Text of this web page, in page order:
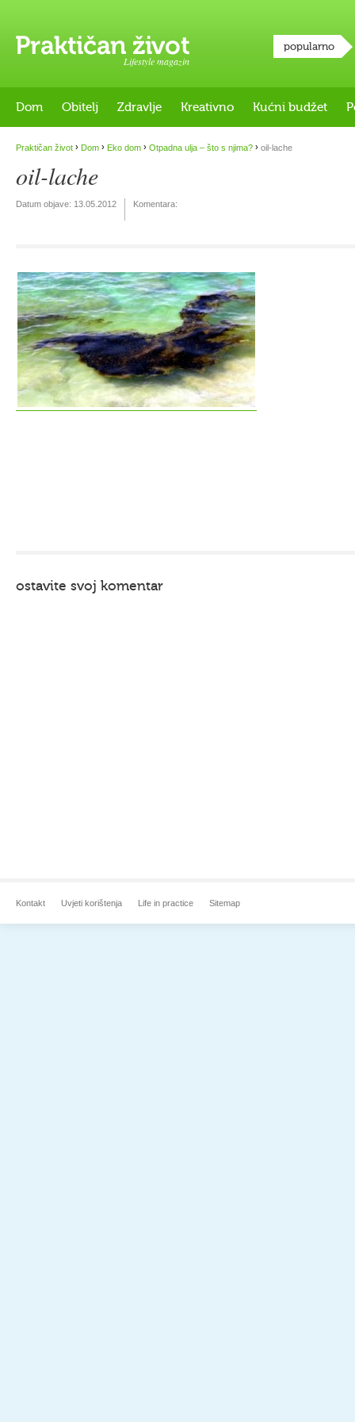
Lifestyle magazin
popularno
Dom Obitelj Zdravlje Kreativno Kućni budžet
Praktičan život › Dom › Eko dom › Otpadna ulja – što s njima? › oil-lache
oil-lache
Datum objave: 13.05.2012 Komentara:
ostavite svoj komentar
Kontakt Uvjeti korištenja Life in practice Sitemap